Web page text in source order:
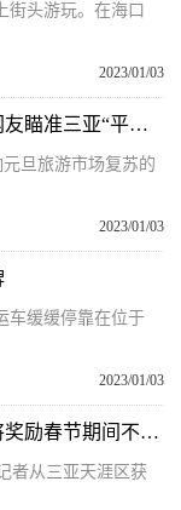
街头游玩。在海口
2023/01/03
全球微资讯！天价酒店18万一房难求！网友瞄准三亚“平替”，这些城市也要火？
旦旅游市场复苏的
2023/01/03
车缓缓停靠在位于
2023/01/03
【环球热闻】最高10万元！三亚天涯区将奖励春节期间不停工项目
者从三亚天涯区获